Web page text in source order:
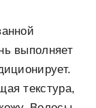
выполняет
текстура,